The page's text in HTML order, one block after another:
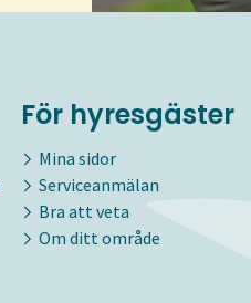
För hyresgäster
Mina sidor
Serviceanmälan
Bra att veta
Om ditt område